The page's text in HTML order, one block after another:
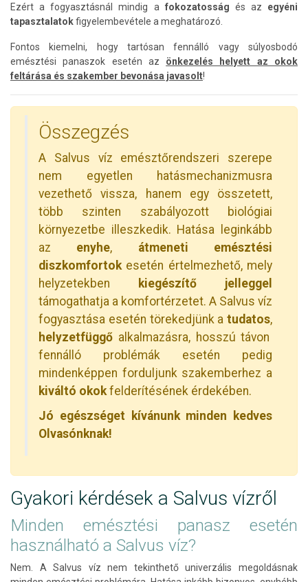
Ezért a fogyasztásnál mindig a fokozatosság és az egyéni
tapasztalatokfigyelembevétele a meghatározó.
Fontos kiemelni, hogy tartósan fennálló vagy súlyosbodó
emésztési panaszok esetén az önkezelés helyett az okok
feltárása és szakember bevonása javasolt!
Összegzés
A Salvus víz emésztőrendszeri szerepe
nem egyetlen hatásmechanizmusra
vezethető vissza, hanem egy összetett,
több szinten szabályozott biológiai
környezetbe illeszkedik. Hatása leginkább
az enyhe, átmeneti emésztési
diszkomfortok esetén értelmezhető, mely
helyzetekben
kiegészítő jelleggel
támogathatja a komfortérzetet. A Salvus víz
fogyasztása esetén törekedjünk a tudatos,
helyzetfüggő alkalmazásra, hosszú távon
fennálló problémák esetén pedig
mindenképpen forduljunk szakemberhez a
kiváltó okok felderítésének érdekében.
Jó egészséget kívánunk minden kedves
Olvasónknak!
Gyakori kérdések a Salvus vízről
Minden emésztési panasz esetén
használható a Salvus víz?
Nem. A Salvus víz nem tekinthető univerzális megoldásnak